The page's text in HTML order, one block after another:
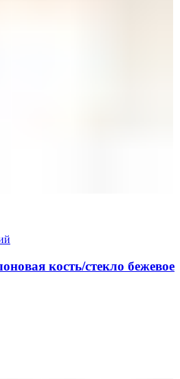
кость/стекло бежевое